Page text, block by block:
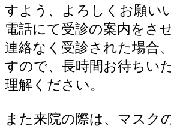
すよう、よろしくお願い
電話にて受診の案内をさ
連絡なく受診された場合
すので、長時間お待ちい
理解ください。
また来院の際は、マスク